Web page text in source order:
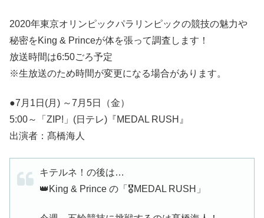
2020年東京オリンピックパラリンピックの競技の魅力や
秘密をKing & Princeが体を張って調査します！
放送時間は6:50ごろ予定
※生放送のため時間が変更になる場合があります。
●7月1日(月) ～7月5日（金）
5:00～「ZIP!」(日テレ)『MEDAL RUSH』
出演者：髙橋海人
キテルネ！の後は…
👑King & Prince の「🎖MEDAL RUSH」